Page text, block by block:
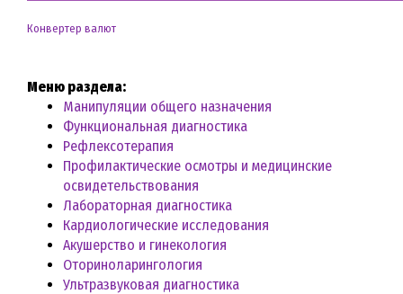
Конвертер валют
Меню раздела:
Манипуляции общего назначения
Функциональная диагностика
Рефлексотерапия
Профилактические осмотры и медицинские
освидетельствования
Лабораторная диагностика
Кардиологические исследования
Акушерство и гинекология
Оториноларингология
Ультразвуковая диагностика